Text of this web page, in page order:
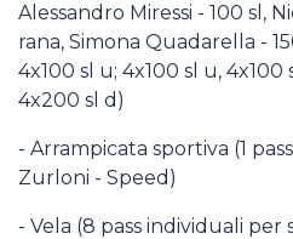
Alessandro Miressi - 100 sl,
rana, Simona Quadarella -
4x100 sl u; 4x100 sl u, 4x100
4x200 sl d)
- Arrampicata sportiva (1
Zurloni - Speed)
- Vela (8 pass individuali